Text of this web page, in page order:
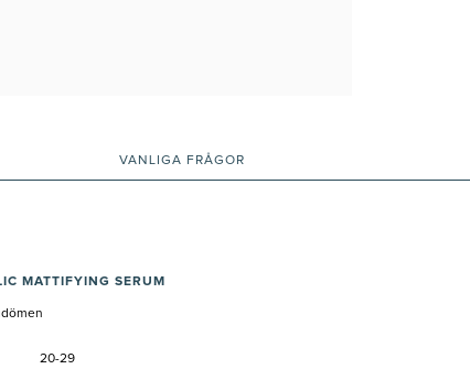
VANLIGA FRÅGOR
MATTIFYING SERUM
20-29